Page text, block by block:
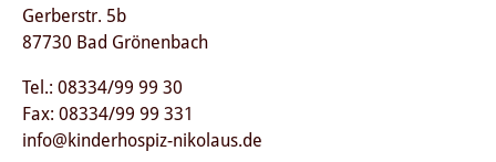
Gerberstr. 5b
87730 Bad Grönenbach
Tel.: 08334/99 99 30
Fax: 08334/99 99 331
info@kinderhospiz-nikolaus.de